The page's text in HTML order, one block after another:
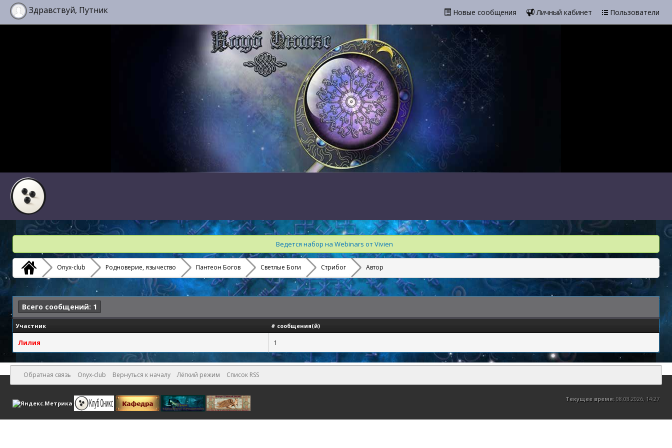
Новые сообщения Личный кабинет Пользователи
Здравствуй, Путник
Ведется набор на Webinars от Vivien
Onyx-club Родноверие, язычество Пантеон Богов Светлые Боги Стрибог Автор
Всего сообщений: 1
Участник # сообщения(й)
Лилия 1
Обратная связь Onyx-club Вернуться к началу Лёгкий режим Список RSS
Текущее время:08.08.2026, 14:27